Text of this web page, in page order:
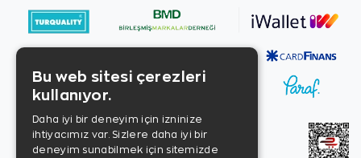
Bu web sitesi çerezleri
kullanıyor.
Daha iyi bir deneyim için izninize
ihtiyacımız var. Sizlere daha iyi bir
deneyim sunabilmek için sitemizde